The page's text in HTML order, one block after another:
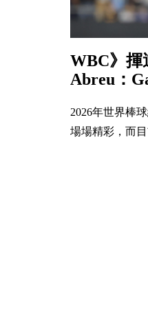
WBC》
Abreu：
2026年世界棒
場場精彩，而